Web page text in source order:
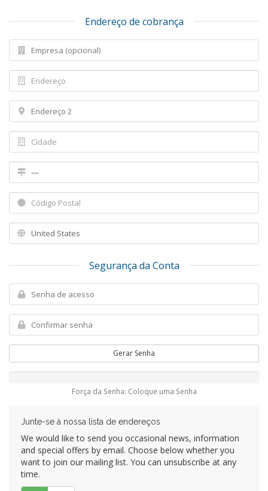
Endereço de cobrança
Segurança da Conta
Gerar Senha
Força da Senha: Coloque uma Senha
Junte-se à nossa lista de endereços
We would like to send you occasional news, information
and special offers by email. Choose below whether you
want to join our mailing list. You can unsubscribe at any
time.